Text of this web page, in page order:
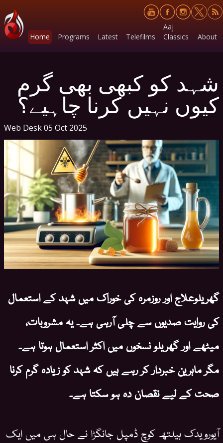
Home Programs Latest Telefilms
Aaj
Classics
About
شہد کو کبھی بھی گرم
کیوں نہیں کرنا چاہیے؟
Web Desk05 Oct 2025
گھریلوعلاج اور روزمرہ کی خوراک میں شہد کے استعمال
کی روایت صدیوں سے چلی آرہی ہے۔ یہ مشروبات،
میٹھے اور گھریلو نسخوں میں اکثر استعمال ہوتا ہے۔
مگر ماہرین خبردار کر رہے ہیں کہ شہد کو زیادہ گرم کرنا
صحت کے لیے نقصان دہ ہو سکتا ہے۔
آیورویدک ہیلتھ کوچ ڈمپل جانگڑا نے حال ہی میں ایک